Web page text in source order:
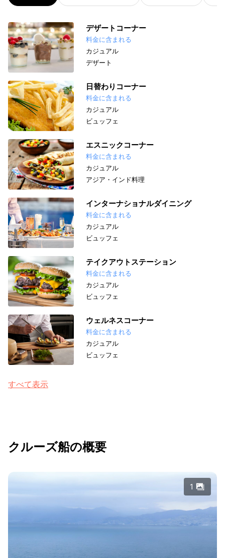
デザートコーナー
料金に含まれる
カジュアル
デザート
日替わりコーナー
料金に含まれる
カジュアル
ビュッフェ
エスニックコーナー
料金に含まれる
カジュアル
アジア・インド料理
インターナショナルダイニング
料金に含まれる
カジュアル
ビュッフェ
テイクアウトステーション
料金に含まれる
カジュアル
ビュッフェ
ウェルネスコーナー
料金に含まれる
カジュアル
ビュッフェ
すべて表示
クルーズ船の概要
1